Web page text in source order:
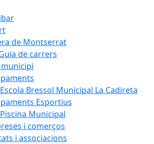
de Montserrat
de carrers
Escola Bressol Municipal La Cadireta
Esportius
Piscina Municipal
i comerços
i associacions